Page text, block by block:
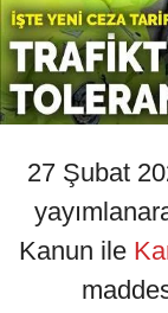
27 Şubat
Kanun ile